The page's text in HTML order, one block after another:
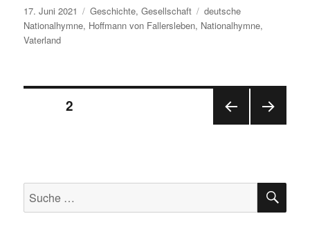
Veröffentlicht
am
17. Juni 2021 Kategorien
Geschichte,Gesellschaft Schlagwörter
deutsche
Nationalhymne, Hoffmann von Fallersleben, Nationalhymne,
Vaterland
Beitragsnavigation
E
SEITE2
Suche
nach: